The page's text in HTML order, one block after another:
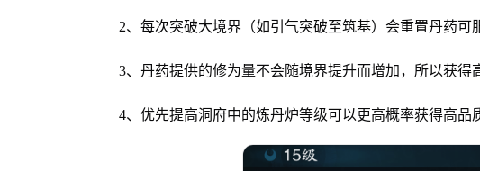
2、每次突破大境界（如引气突破至筑基）会重置丹药可
3、丹药提供的修为量不会随境界提升而增加，所以获
4、优先提高洞府中的炼丹炉等级可以更高概率获得高品